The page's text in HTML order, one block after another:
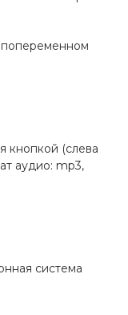
попеременном
кнопкой (слева
аудио: mp3,
система